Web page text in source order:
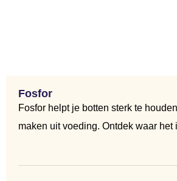
Fosfor
Fosfor helpt je botten sterk te
maken uit voeding. Ontdek waar het